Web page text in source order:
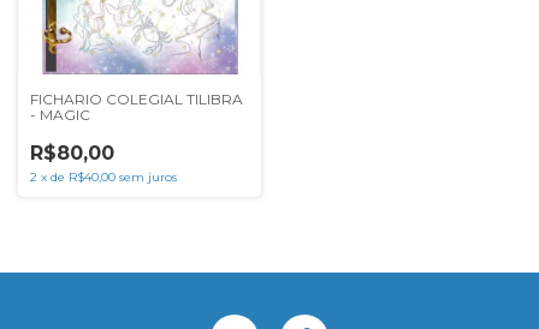
FICHARIO COLEGIAL TILIBRA
- MAGIC
R$80,00
2 x de R$40,00 sem juros